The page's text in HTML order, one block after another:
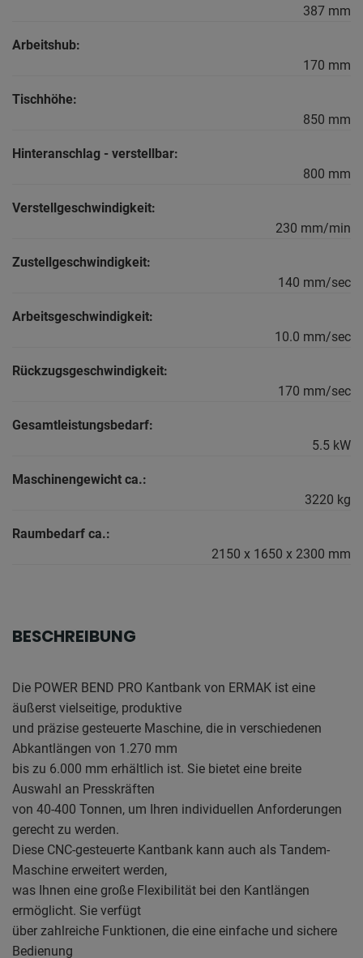
387 mm
Arbeitshub:
170 mm
Tischhöhe:
850 mm
Hinteranschlag - verstellbar:
800 mm
Verstellgeschwindigkeit:
230 mm/min
Zustellgeschwindigkeit:
140 mm/sec
Arbeitsgeschwindigkeit:
10.0 mm/sec
Rückzugsgeschwindigkeit:
170 mm/sec
Gesamtleistungsbedarf:
5.5 kW
Maschinengewicht ca.:
3220 kg
Raumbedarf ca.:
2150 x 1650 x 2300 mm
BESCHREIBUNG
Die POWER BEND PRO Kantbank von ERMAK ist eine
äußerst vielseitige, produktive
und präzise gesteuerte Maschine, die in verschiedenen
Abkantlängen von 1.270 mm
bis zu 6.000 mm erhältlich ist. Sie bietet eine breite
Auswahl an Presskräften
von 40-400 Tonnen, um Ihren individuellen Anforderungen
gerecht zu werden.
Diese CNC-gesteuerte Kantbank kann auch als Tandem-
Maschine erweitert werden,
was Ihnen eine große Flexibilität bei den Kantlängen
ermöglicht. Sie verfügt
über zahlreiche Funktionen, die eine einfache und sichere
Bedienung